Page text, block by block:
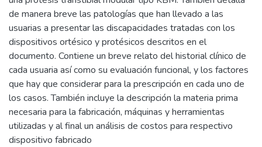
de manera breve las patologías que han llevado a las
usuarias a presentar las discapacidades tratadas con los
dispositivos ortésico y protésicos descritos en el
documento. Contiene un breve relato del historial clínico de
cada usuaria así como su evaluación funcional, y los factores
que hay que considerar para la prescripción en cada uno de
los casos. También incluye la descripción la materia prima
necesaria para la fabricación, máquinas y herramientas
utilizadas y al final un análisis de costos para respectivo
dispositivo fabricado